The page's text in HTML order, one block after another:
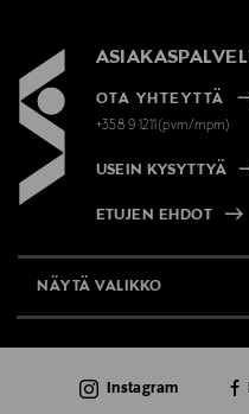
OTA YHTEYTTÄ
+358 9 1211(pvm/mpm)
USEIN KYSYTTYÄ
ETUJEN EHDOT
NÄYTÄ VALIKKO
AJANKOHTAISTA
Instagram